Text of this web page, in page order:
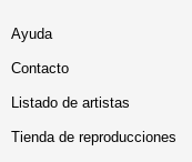
Ayuda
Contacto
Listado de artistas
Tienda de reproducciones